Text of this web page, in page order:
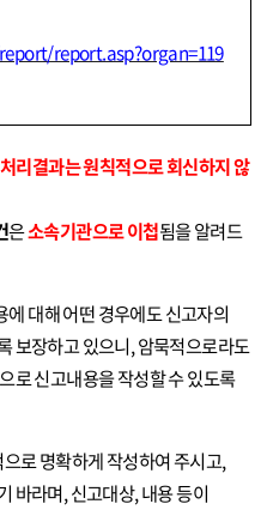
report.asp?organ=119
처리결과는 원칙적으로 회신하지 않
은소속기관으로 이첩됨을 알려드
대해 어떤 경우에도 신고자의
보장하고 있으니, 암묵적으로라도
로 신고내용을 작성할 수 있도록
로 명확하게 작성하여 주시고,
바라며, 신고대상, 내용 등이